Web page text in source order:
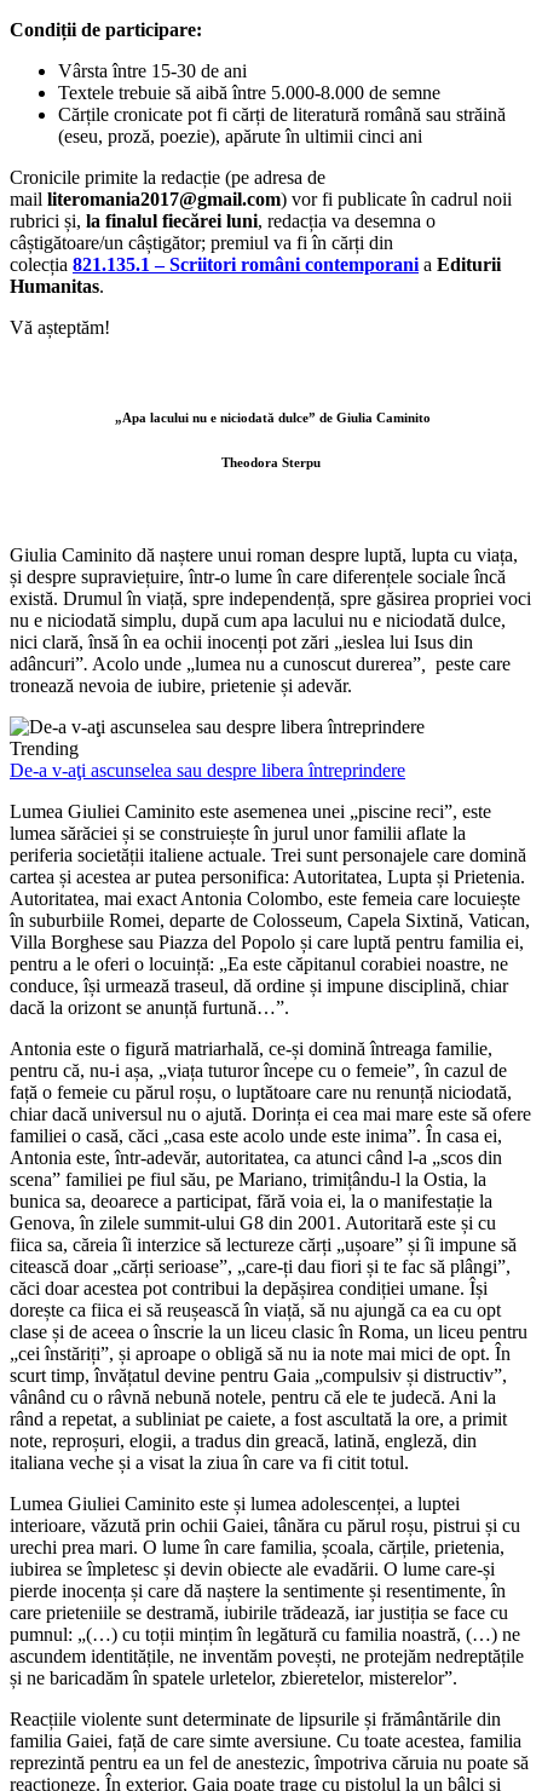
Condiții de participare:
Vârsta între 15-30 de ani
Textele trebuie să aibă între 5.000-8.000 de semne
Cărțile cronicate pot fi cărți de literatură română sau străină
(eseu, proză, poezie), apărute în ultimii cinci ani
Cronicile primite la redacție (pe adresa de
mail literomania2017@gmail.com) vor fi publicate în cadrul noii
rubrici și, la finalul fiecărei luni, redacția va desemna o
câștigătoare/un câștigător; premiul va fi în cărți din
colecția 821.135.1 – Scriitori români contemporani a Editurii
Humanitas.
Vă așteptăm!
„Apa lacului nu e niciodată dulce” de Giulia Caminito
Theodora Sterpu
Giulia Caminito dă naștere unui roman despre luptă, lupta cu viața,
și despre supraviețuire, într-o lume în care diferențele sociale încă
există. Drumul în viață, spre independență, spre găsirea propriei voci
nu e niciodată simplu, după cum apa lacului nu e niciodată dulce,
nici clară, însă în ea ochii inocenți pot zări „ieslea lui Isus din
adâncuri”. Acolo unde „lumea nu a cunoscut durerea”
peste care
tronează nevoia de iubire, prietenie și adevăr.
Trending
De-a v-aţi ascunselea sau despre libera întreprindere
Lumea Giuliei Caminito este asemenea unei „piscine reci”, este
lumea sărăciei și se construiește în jurul unor familii aflate la
periferia societății italiene actuale. Trei sunt personajele care domină
cartea și acestea ar putea personifica: Autoritatea, Lupta și Prietenia.
Autoritatea, mai exact Antonia Colombo, este femeia care locuiește
în suburbiile Romei, departe de Colosseum, Capela Sixtină, Vatican,
Villa Borghese sau Piazza del Popolo și care luptă pentru familia ei,
pentru a le oferi o locuință: „Ea este căpitanul corabiei noastre, ne
conduce, își urmează traseul, dă ordine și impune disciplină, chiar
dacă la orizont se anunță furtună…”.
Antonia este o figură matriarhală, ce-și domină întreaga familie,
pentru că, nu-i așa, „viața tuturor începe cu o femeie”, în cazul de
față o femeie cu părul roșu, o luptătoare care nu renunță niciodată,
chiar dacă universul nu o ajută. Dorința ei cea mai mare este să ofere
familiei o casă, căci „casa este acolo unde este inima”. În casa ei,
Antonia este, într-adevăr, autoritatea, ca atunci când l-a „scos din
scena” familiei pe fiul său, pe Mariano, trimițându-l la Ostia, la
bunica sa, deoarece a participat, fără voia ei, la o manifestație la
Genova, în zilele summit-ului G8 din 2001. Autoritară este și cu
fiica sa, căreia îi interzice să lectureze cărți „ușoare” și îi impune să
citească doar „cărți serioase”, „care-ți dau fiori și te fac să plângi”,
căci doar acestea pot contribui la depășirea condiției umane. Își
dorește ca fiica ei să reușească în viață, să nu ajungă ca ea cu opt
clase și de aceea o înscrie la un liceu clasic în Roma, un liceu pentru
„cei înstăriți”, și aproape o obligă să nu ia note mai mici de opt. În
scurt timp, învățatul devine pentru Gaia „compulsiv și distructiv”,
vânând cu o râvnă nebună notele, pentru că ele te judecă. Ani la
rând a repetat, a subliniat pe caiete, a fost ascultată la ore, a primit
note, reproșuri, elogii, a tradus din greacă, latină, engleză, din
italiana veche și a visat la ziua în care va fi citit totul.
Lumea Giuliei Caminito este și lumea adolescenței, a luptei
interioare, văzută prin ochii Gaiei, tânăra cu părul roșu, pistrui și cu
urechi prea mari. O lume în care familia, școala, cărțile, prietenia,
iubirea se împletesc și devin obiecte ale evadării. O lume care-și
pierde inocența și care dă naștere la sentimente și resentimente, în
care prieteniile se destramă, iubirile trădează, iar justiția se face cu
pumnul: „(…) cu toții mințim în legătură cu familia noastră, (…) ne
ascundem identitățile, ne inventăm povești, ne protejăm nedreptățile
și ne baricadăm în spatele urletelor, zbieretelor, misterelor”.
Reacțiile violente sunt determinate de lipsurile și frământările din
familia Gaiei, față de care simte aversiune. Cu toate acestea, familia
reprezintă pentru ea un fel de anestezic, împotriva căruia nu poate să
reacționeze. În exterior, Gaia poate trage cu pistolul la un bâlci și